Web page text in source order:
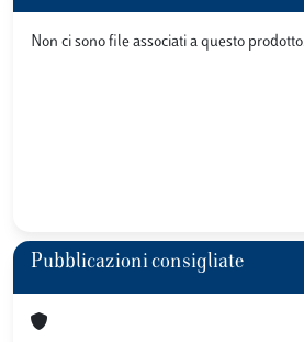
Non ci sono file associati a questo
Pubblicazioni consigliate